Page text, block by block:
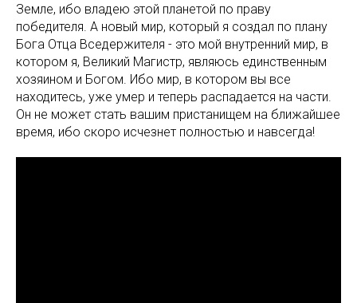
Земле, ибо владею этой планетой по праву
победителя. А новый мир, который я создал по плану
Бога Отца Вседержителя - это мой внутренний мир, в
котором я, Великий Магистр, являюсь единственным
хозяином и Богом. Ибо мир, в котором вы все
находитесь, уже умер и теперь распадается на части.
Он не может стать вашим пристанищем на ближайшее
время, ибо скоро исчезнет полностью и навсегда!